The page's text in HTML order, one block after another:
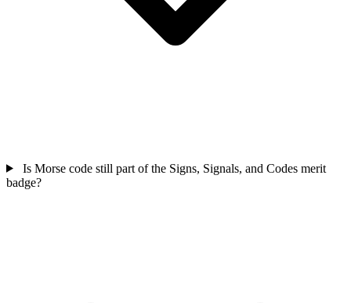
Is Morse code still part of the Signs, Signals, and Codes merit
badge?